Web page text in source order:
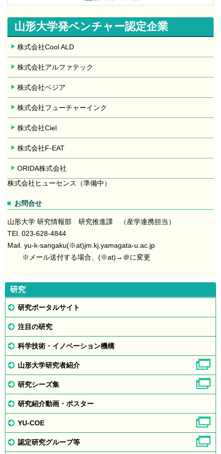
山形大学発ベンチャー認定企業
株式会社Cool ALD
株式会社アルファテック
株式会社ベジア
株式会社フューチャーインク
株式会社Ciel
株式会社F-EAT
ORIDA株式会社
株式会社ヒューセンス（準備中）
お問合せ
山形大学 研究情報部 研究推進課 （産学連携担当）
TEl. 023-628-4844
Mail. yu-k-sangaku(※at)jm.kj.yamagata-u.ac.jp
※メール送付する場合、(※at)→＠に変更
研究
研究ポータルサイト
注目の研究
科学技術・イノベーション機構
山形大学研究者紹介
研究シーズ集
研究紹介動画・ポスター
YU-COE
認定研究グループ等